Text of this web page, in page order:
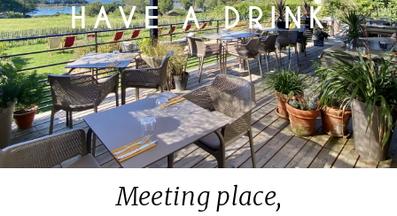
HAVE A DRINK
Meeting place,